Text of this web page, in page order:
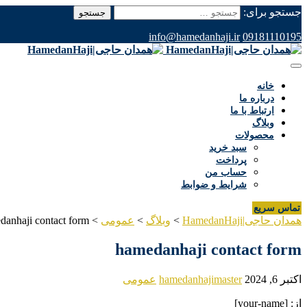
جستجو برای:
09181110195
info@hamedanhaji.ir
خانه
درباره ما
ارتباط با ما
وبلاگ
محصولات
سبد خرید
پرداخت
حساب من
شرایط و ضوابط
تماس سریع
همدان حاجی|HamedanHaji > وبلاگ > عمومی >
contact form
hamedanhaji contact form
اکتبر 6, 2024 hamedanhajimaster عمومی
از: [your-name]